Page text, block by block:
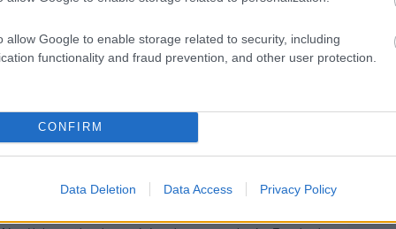
allow Google to enable storage related to security, including
functionality and fraud prevention, and other user protection.
CONFIRM
Data Deletion Data Access Privacy Policy
TOVÁBB →
komment
PILE: COOL WORLD